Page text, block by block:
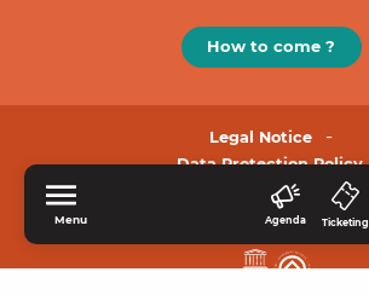
Menu Agenda Ticketing
How to come ?
Legal Notice
Data Protection Policy.